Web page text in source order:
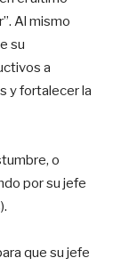
Al mismo
su
a
y fortalecer la
o
por su jefe
que su jefe